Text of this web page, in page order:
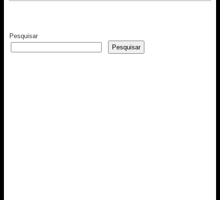
Pesquisar
Pesquisar